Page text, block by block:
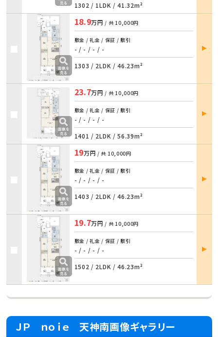
1302 / 1LDK /41.32m²
18.9万円 / 共 10,000円
敷金 / 礼金 / 保証 / 敷引
- / - / - / -
1303 / 2LDK /46.23m²
部屋
詳細
23.7万円 / 共 10,000円
敷金 / 礼金 / 保証 / 敷引
- / - / - / -
1401 / 2LDK /56.39m²
部屋
詳細
19万円 / 共 10,000円
敷金 / 礼金 / 保証 / 敷引
- / - / - / -
1403 / 2LDK /46.23m²
部屋
詳細
19.7万円 / 共 10,000円
敷金 / 礼金 / 保証 / 敷引
- / - / - / -
1502 / 2LDK /46.23m²
部屋
詳細
ＪＰ ｎｏｉｅ 天神南画像ギャラリー